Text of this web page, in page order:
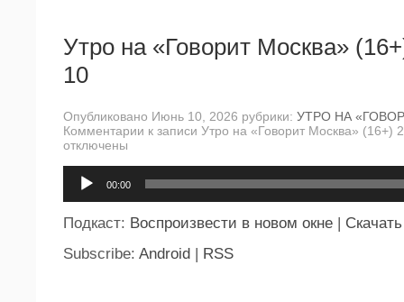
Утро на «Говорит Москва»
10
Опубликовано Июнь 10, 2026 рубрики: УТРО НА
Комментарии к записи Утро на «Говорит Москва» (16+)
отключены
00:00
Подкаст: Воспроизвести в новом окне | Скачать
Subscribe: Android | RSS